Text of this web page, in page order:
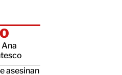
Ana
asesinan